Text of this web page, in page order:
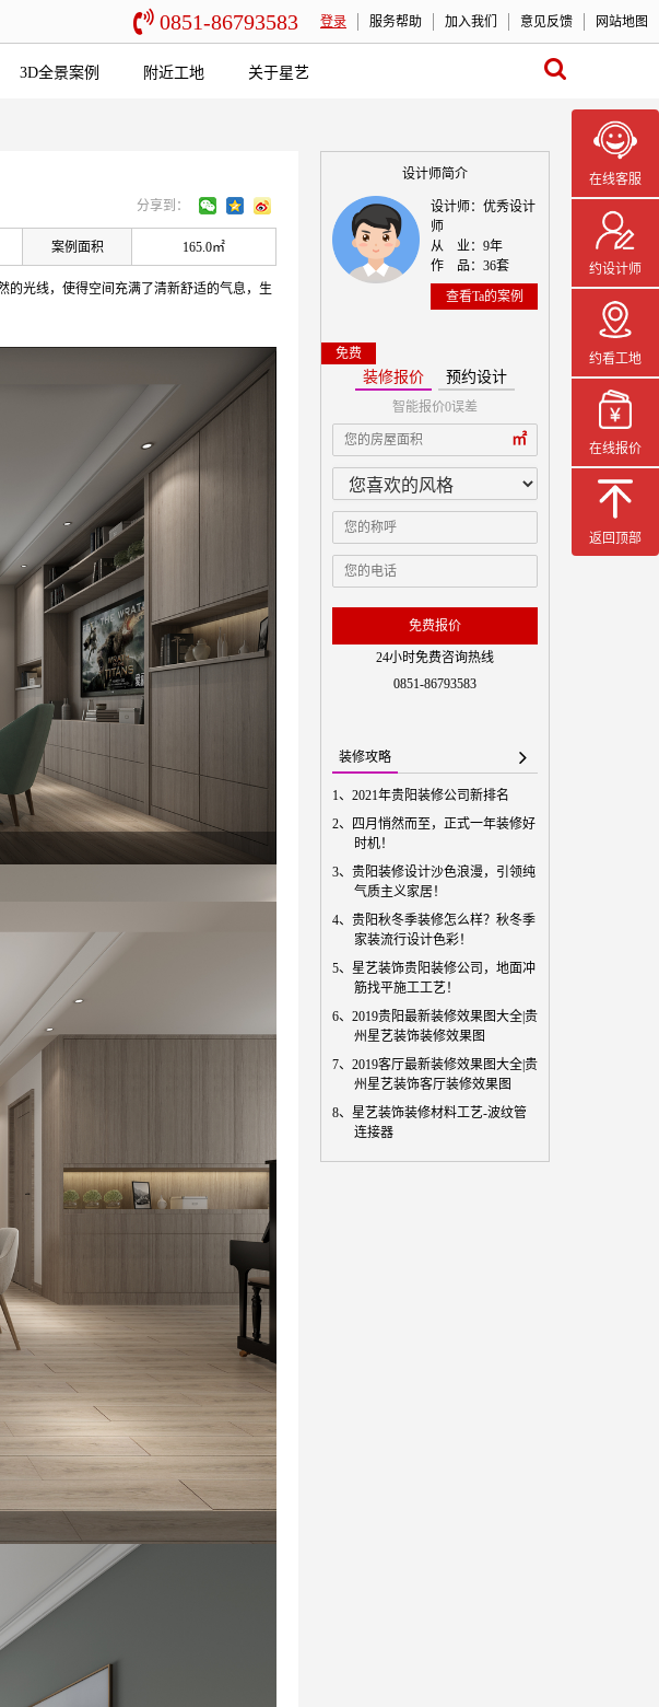
0851-86793583 登录 服务帮助 加入我们 意见反馈 网站地图
3D全景案例 附近工地 关于星艺
在线客服
约设计师
约看工地
在线报价
返回顶部
分享到：
案例面积 165.0㎡
的光线，使得空间充满了清新舒适的气息，生
设计师简介
设计师：优秀设计
师
从 业：9年
作 品：36套
查看Ta的案例
免费
装修报价 预约设计
智能报价0误差
㎡
免费报价
本案设计师
免费预
24小时免费咨询热线
0851-86793583
装修攻略
1、 2021年贵阳装修公司新排名
2、
四月悄然而至，正式一年装修好
时机！
3、 贵阳装修设计沙色浪漫，引领纯
气质主义家居！
4、 贵阳秋冬季装修怎么样？秋冬季
家装流行设计色彩！
5、 星艺装饰贵阳装修公司，地面冲
筋找平施工工艺！
6、 2019贵阳最新装修效果图大全|贵
州星艺装饰装修效果图
7、 2019客厅最新装修效果图大全|贵
州星艺装饰客厅装修效果图
8、 星艺装饰装修材料工艺-波纹管
连接器